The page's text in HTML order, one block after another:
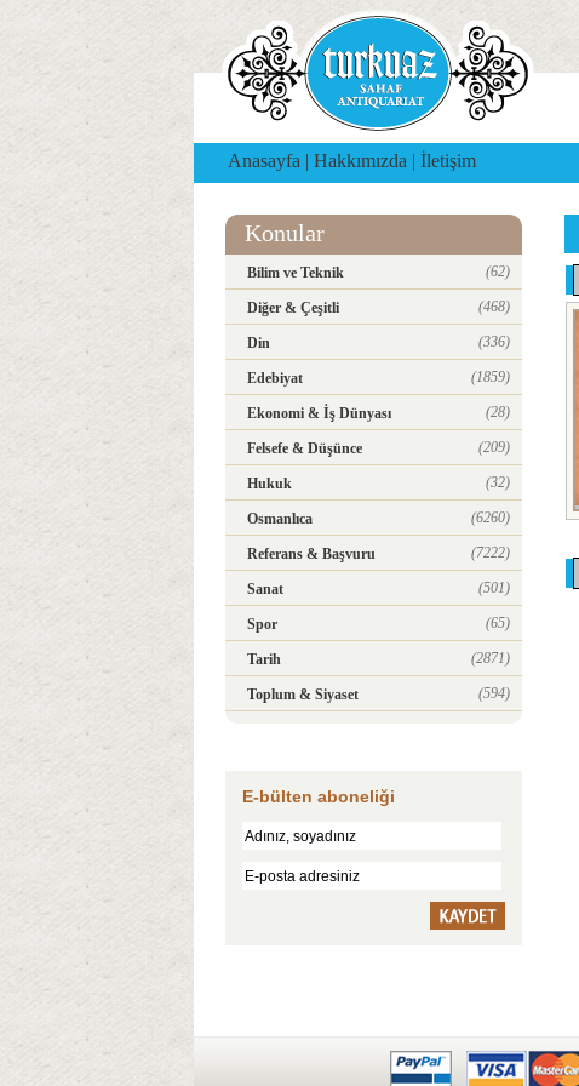
Anasayfa | Hakkımızda | İletişim
Konular
Bilim ve Teknik (62)
Diğer & Çeşitli (468)
Din (336)
Edebiyat (1859)
Ekonomi & İş Dünyası (28)
Felsefe & Düşünce (209)
Hukuk (32)
Osmanlıca (6260)
Referans & Başvuru (7222)
Sanat (501)
Spor (65)
Tarih (2871)
Toplum & Siyaset (594)
E-bülten aboneliği